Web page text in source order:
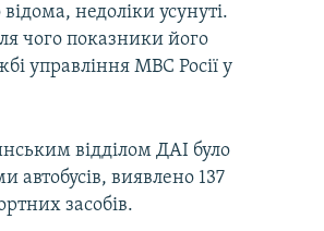
недоліки усунуті.
чого показники його
управління МВС Росії у
відділом ДАІ було
автобусів, виявлено 137
засобів.